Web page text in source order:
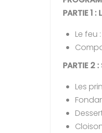
PARTIE 1 :
Le feu
PARTIE 2 :
Les